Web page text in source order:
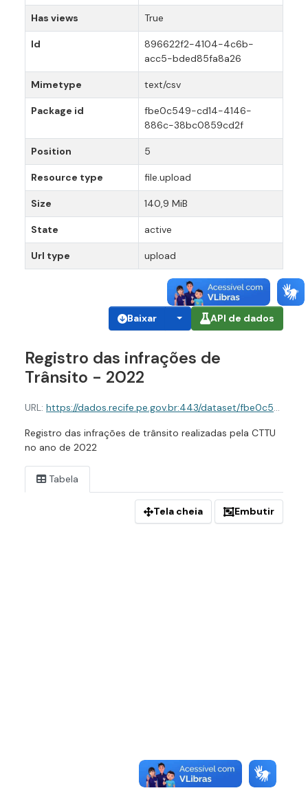
Baixar API de dados
Registro das infrações de
Trânsito - 2022
URL: https://dados.recife.pe.gov.br:443/dataset/fbe0c549-cd14-4146-886c-38bc0859cd2f/resource/896622f2-4104-4c6b-acc5-bded85fa8a26/download/registro-das-infracoes-de-transito-2022.csv
Registro das infrações de trânsito realizadas pela CTTU
no ano de 2022
Tabela
Tela cheia Embutir
Has views True
Id
896622f2-4104-4c6b-
acc5-bded85fa8a26
Mimetype text/csv
Package id
fbe0c549-cd14-4146-
886c-38bc0859cd2f
Position 5
Resource type file.upload
Size 140,9 MiB
State active
Url type upload